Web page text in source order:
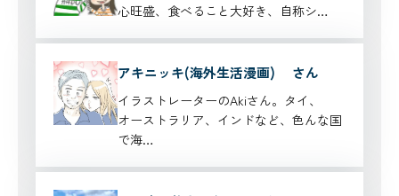
心旺盛、食べること大好き、自称シ…
アキニッキ(海外生活漫画) さん
イラストレーターのAkiさん。タイ、
オーストラリア、インドなど、色んな国
で海…